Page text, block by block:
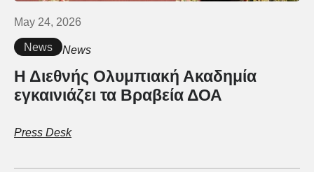
May 24, 2026
News News
Η Διεθνής Ολυμπιακή Ακαδημία
εγκαινιάζει τα Βραβεία ΔΟΑ
Press Desk